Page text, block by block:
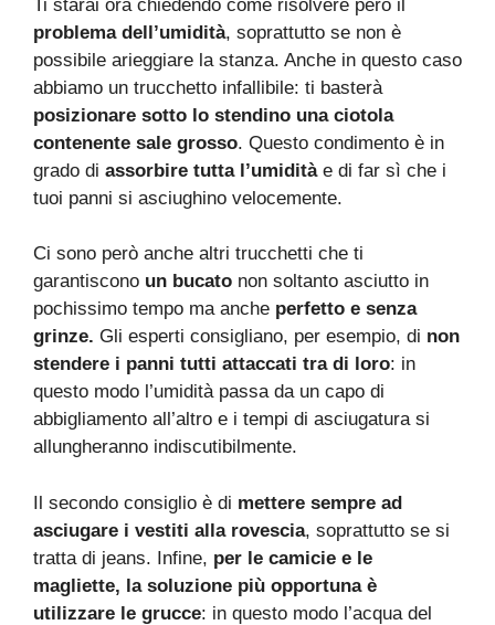
Ti starai ora chiedendo come risolvere però il
problema dell’umidità, soprattutto se non è
possibile arieggiare la stanza. Anche in questo caso
abbiamo un trucchetto infallibile: ti basterà
posizionare sotto lo stendino una ciotola
contenente sale grosso. Questo condimento è in
grado di assorbire tutta l’umiditàe di far sì che i
tuoi panni si asciughino velocemente.
Ci sono però anche altri trucchetti che ti
garantiscono un bucato non soltanto asciutto in
pochissimo tempo ma anche perfetto e senza
grinze. Gli esperti consigliano, per esempio, di non
stendere i panni tutti attaccati tra di loro: in
questo modo l’umidità passa da un capo di
abbigliamento all’altro e i tempi di asciugatura si
allungheranno indiscutibilmente.
Il secondo consiglio è di mettere sempre ad
asciugare i vestiti alla rovescia, soprattutto se si
tratta di jeans. Infine, per le camicie e le
magliette, la soluzione più opportuna è
utilizzare le grucce: in questo modo l’acqua del